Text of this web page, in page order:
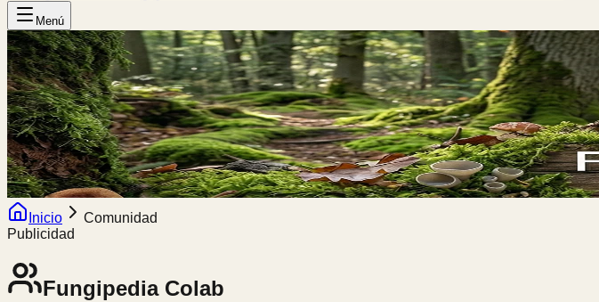
Menú
Inicio
Comunidad
Publicidad
FungipediaColab